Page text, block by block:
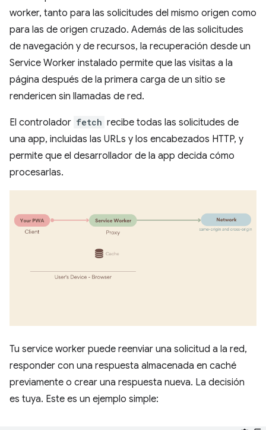
worker, tanto para las solicitudes del mismo origen como
para las de origen cruzado. Además de las solicitudes
de navegación y de recursos, la recuperación desde un
Service Worker instalado permite que las visitas a la
página después de la primera carga de un sitio se
rendericen sin llamadas de red.
El controlador fetch recibe todas las solicitudes de
una app, incluidas las URLs y los encabezados HTTP, y
permite que el desarrollador de la app decida cómo
procesarlas.
Tu service worker puede reenviar una solicitud a la red,
responder con una respuesta almacenada en caché
previamente o crear una respuesta nueva. La decisión
es tuya. Este es un ejemplo simple: